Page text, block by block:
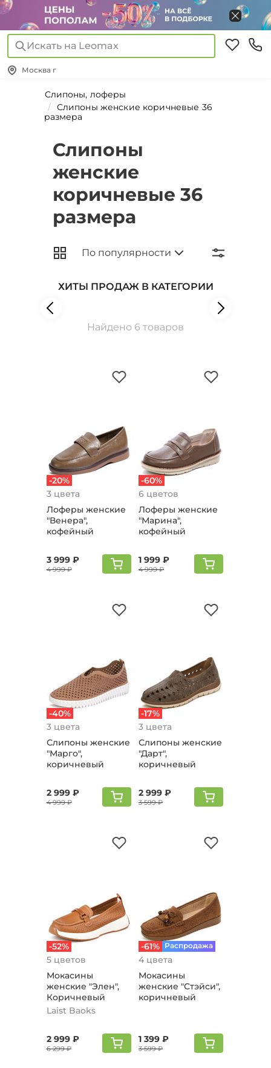
Искать на Leomax
Москва г
Слипоны, лоферы
Слипоны женские коричневые 36
размера
Слипоны
женские
коричневые 36
размера
ХИТЫ ПРОДАЖ В КАТЕГОРИИ
Найдено 6 товаров
-20%
3 цвета
Лоферы женские
"Венера",
кофейный
3 999 ₽
4 999 ₽
-60%
6 цветов
Лоферы женские
"Марина",
кофейный
1 999 ₽
4 999 ₽
-40%
3 цвета
Слипоны женские
"Марго",
коричневый
2 999 ₽
4 999 ₽
-17%
3 цвета
Слипоны женские
"Дарт",
коричневый
2 999 ₽
3 599 ₽
-52%
5 цветов
Мокасины
женские "Элен",
Коричневый
Laist Baoks
2 999 ₽
6 299 ₽
-61% Распродажа
4 цвета
Мокасины
женские "Стэйси",
коричневый
1 399 ₽
3 599 ₽